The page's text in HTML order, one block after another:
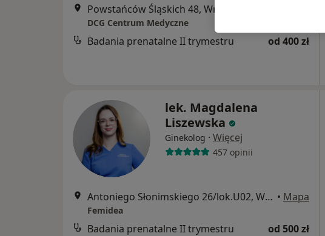
Powstańców Śląskich 48, Wrocław
DCG Centrum Medyczne
Badania prenatalne II trymestru od 400 zł
lek. Magdalena
Liszewska
Ginekolog · Więcej
457 opinii
Antoniego Słonimskiego 26/lok.U02, Wrocław • Mapa
Femidea
Badania prenatalne II trymestru od 500 zł